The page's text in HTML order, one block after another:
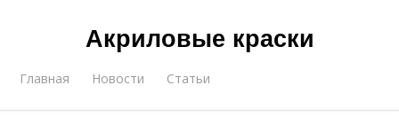
Акриловые краски
Главная Новости Статьи